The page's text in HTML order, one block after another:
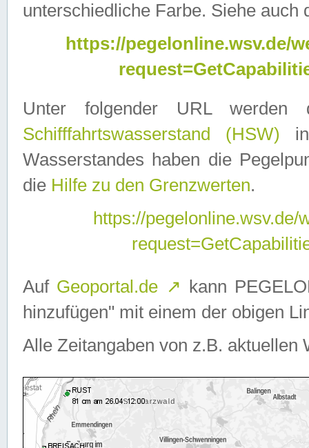
unterschiedliche Farbe. Siehe auch
https://pegelonline.wsv.de/
Unter folgender URL
Schifffahrtswasserstand (HSW)
Wasserstandes haben die
die Hilfe zu den Grenzwerten.
https://
Auf Geoportal.de ↗ kann
hinzufügen" mit einem der obigen
Alle Zeitangaben von z.B. aktuellen